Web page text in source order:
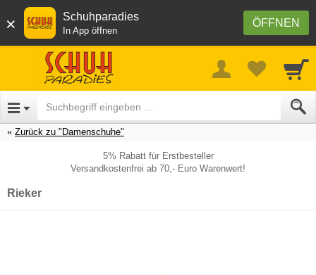
× ÖFFNEN
Schuhparadies
In App öffnen
Zurück zu "Damenschuhe"
5% Rabatt für Erstbesteller
Versandkostenfrei ab 70,- Euro Warenwert!
Rieker